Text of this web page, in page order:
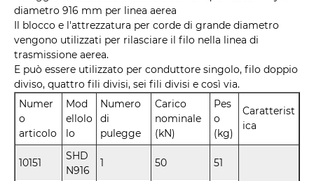
diametro 916 mm per linea aerea
Il blocco e l'attrezzatura per corde di grande diametro
vengono utilizzati per rilasciare il filo nella linea di
trasmissione aerea.
E può essere utilizzato per conduttore singolo, filo doppio
diviso, quattro fili divisi, sei fili divisi e così via.
Numer
o
articolo
Mod
ellolo
lo
Numero
di
pulegge
Carico
nominale
(kN)
Pes
o
(kg)
Caratterist
ica
10151
SHD
N916
1 50 51